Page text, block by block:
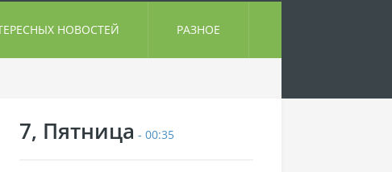
НОВОСТЕЙ РАЗНОЕ
7, Пятница - 00:35